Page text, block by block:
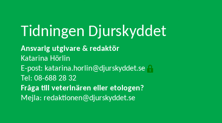
Tidningen Djurskyddet
Ansvarig utgivare & redaktör
Katarina Hörlin
E-post: katarina.horlin@djurskyddet.se
Tel: 08-688 28 32
Fråga till veterinären eller etologen?
Mejla: redaktionen@djurskyddet.se